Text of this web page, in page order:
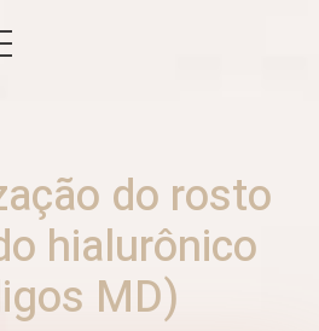
do rosto
hialurônico
MD)